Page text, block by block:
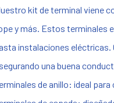
kit de terminal viene
y más. Estos terminales
instalaciones eléctricas.
una buena
de anillo: ideal